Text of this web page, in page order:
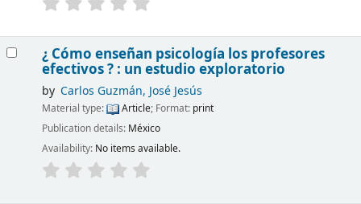
¿ Cómo enseñan psicología los profesores
efectivos ? : un estudio exploratorio
by Carlos Guzmán, José Jesús
Material type: Article; Format: print
Publication details: México
Availability: No items available.